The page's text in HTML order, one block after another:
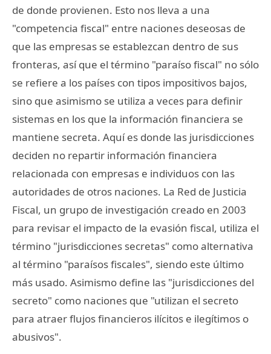
de donde provienen. Esto nos lleva a una
"competencia fiscal" entre naciones deseosas de
que las empresas se establezcan dentro de sus
fronteras, así que el término "paraíso fiscal" no sólo
se refiere a los países con tipos impositivos bajos,
sino que asimismo se utiliza a veces para definir
sistemas en los que la información financiera se
mantiene secreta. Aquí es donde las jurisdicciones
deciden no repartir información financiera
relacionada con empresas e individuos con las
autoridades de otros naciones. La Red de Justicia
Fiscal, un grupo de investigación creado en 2003
para revisar el impacto de la evasión fiscal, utiliza el
término "jurisdicciones secretas" como alternativa
al término "paraísos fiscales", siendo este último
más usado. Asimismo define las "jurisdicciones del
secreto" como naciones que "utilizan el secreto
para atraer flujos financieros ilícitos e ilegítimos o
abusivos".